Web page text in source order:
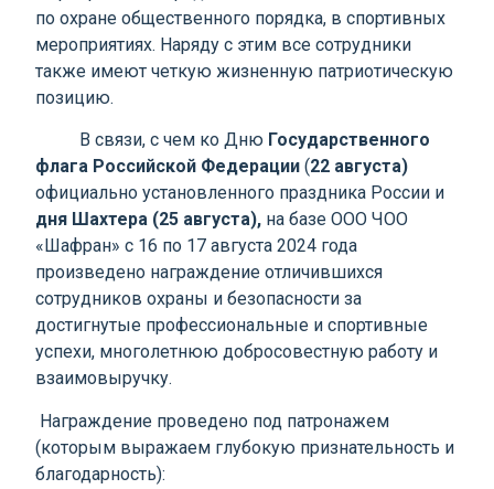
по охране общественного порядка, в спортивных
мероприятиях. Наряду с этим все сотрудники
также имеют четкую жизненную патриотическую
позицию.
В связи, с чем ко Дню Государственного
флага Российской Федерации (22 августа)
официально установленного праздника России и
дня Шахтера (25 августа), на базе ООО ЧОО
«Шафран» с 16 по 17 августа 2024 года
произведено награждение отличившихся
сотрудников охраны и безопасности за
достигнутые профессиональные и спортивные
успехи, многолетнюю добросовестную работу и
взаимовыручку.
Награждение проведено под патронажем
(которым выражаем глубокую признательность и
благодарность):